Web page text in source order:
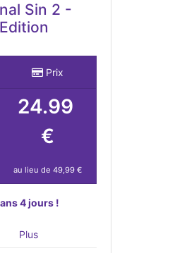
Sin 2 -
Prix
24.99
€
au lieu de 49,99 €
4 jours !
Plus